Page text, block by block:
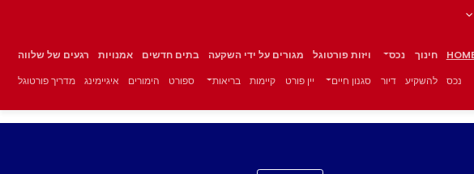
חינוך נכס ויזות פורטוגל מגורים על ידי השקעה בתים חדשים אמנויות רגעים של שלווה
נכס להשקיע דיור סגנון חיים יין פורט קיימות בריאות ספורט הימורים איגיימינג מדריך פורטוגל